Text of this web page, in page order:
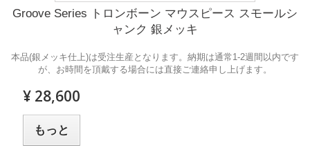
Groove Series トロンボーン マウスピース スモールシ
ャンク 銀メッキ
本品(銀メッキ仕上)は受注生産となります。納期は通常1-2週間以内です
が、お時間を頂戴する場合には直接ご連絡申し上げます。
¥ 28,600
もっと